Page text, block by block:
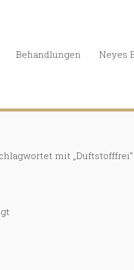
Behandlungen Neyes
mit „Duftstofffrei“